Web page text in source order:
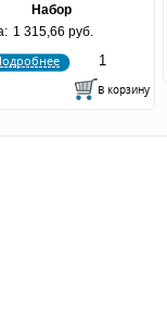
Набор
"Спираль"
1 315,66 руб.